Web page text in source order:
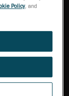
Policy, and